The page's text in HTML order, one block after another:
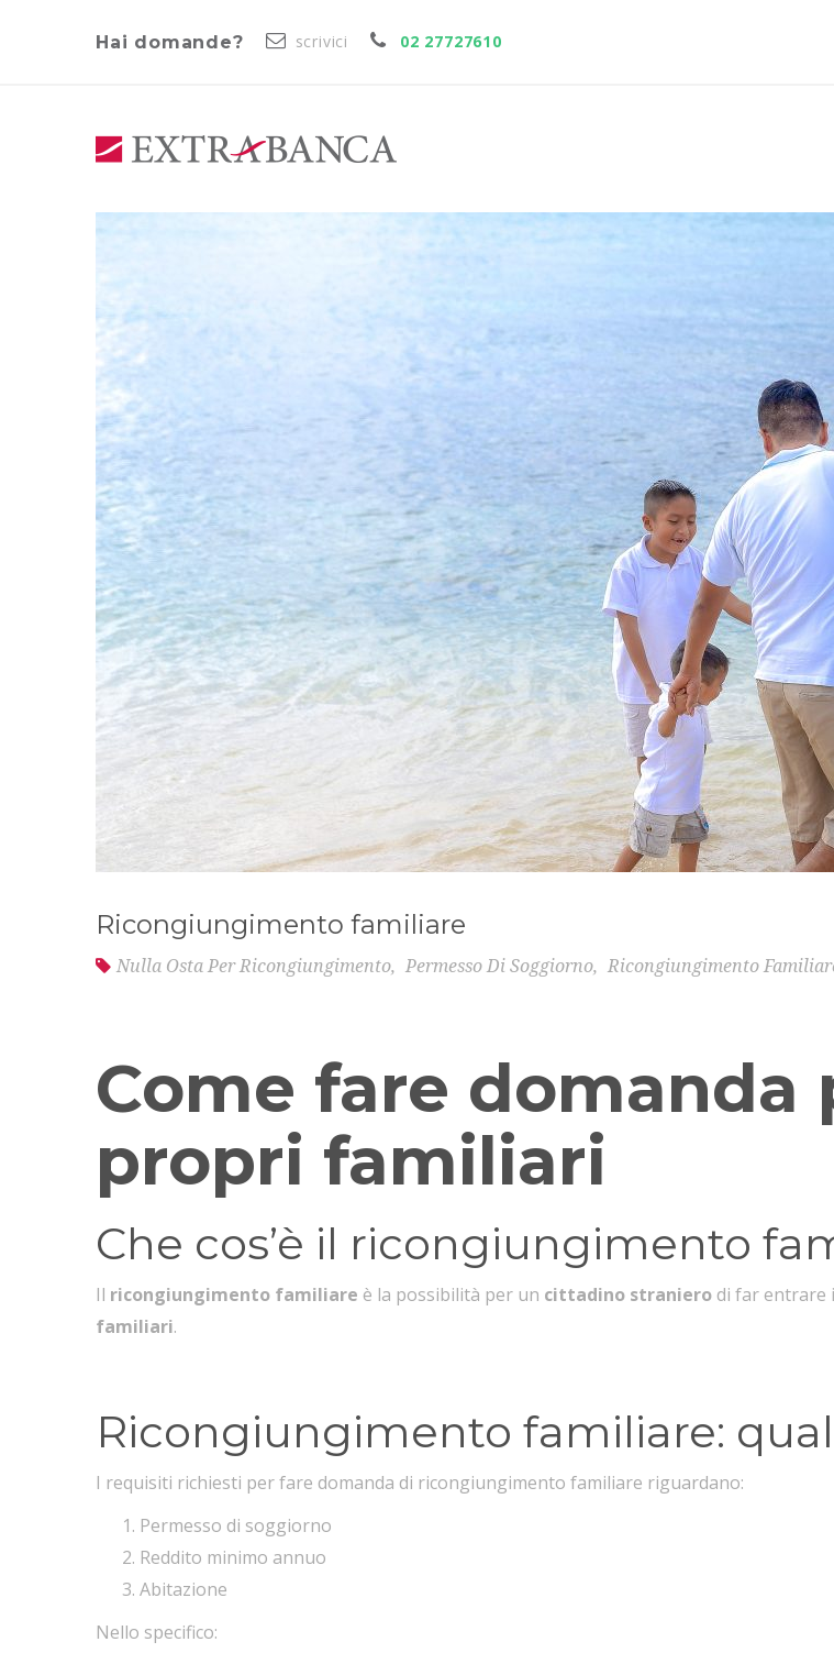
Hai domande? scrivici 02 27727610
Ricongiungimento familiare
Nulla Osta Per Ricongiungimento, Permesso Di Soggiorno, Ricongiungimento
Come fare domanda
propri familiari
Che cos’è il ricongiungimento
Il ricongiungimento familiare è la possibilità per un cittadino straniero di far entrare
familiari.
Ricongiungimento familiare:
I requisiti richiesti per fare domanda di ricongiungimento familiare riguardano:
Permesso di soggiorno
Reddito minimo annuo
Abitazione
Nello specifico: